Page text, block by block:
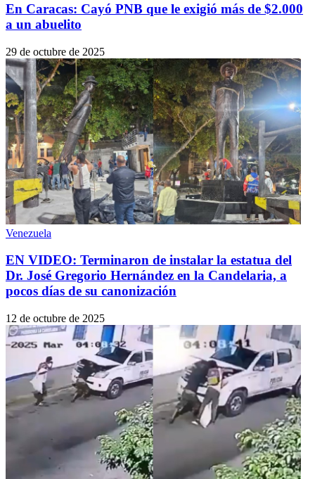
En Caracas: Cayó PNB que le exigió más de $2.000
a un abuelito
29 de octubre de 2025
Venezuela
EN VIDEO: Terminaron de instalar la estatua del
Dr. José Gregorio Hernández en la Candelaria, a
pocos días de su canonización
12 de octubre de 2025